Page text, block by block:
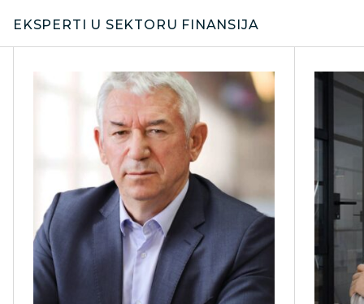
EKSPERTI U SEKTORU FINANSIJA